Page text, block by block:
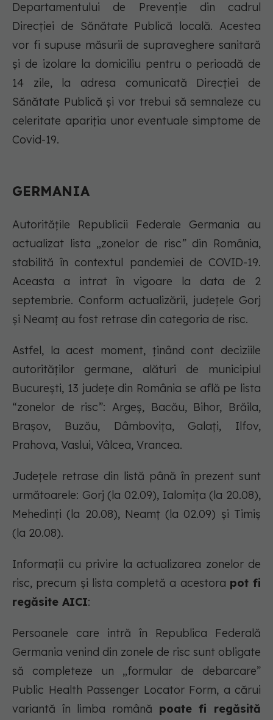
Departamentului de Prevenție din cadrul
Direcției de Sănătate Publică locală. Acestea
vor fi supuse măsurii de supraveghere sanitară
și de izolare la domiciliu pentru o perioadă de
14 zile, la adresa comunicată Direcției de
Sănătate Publică și vor trebui să semnaleze cu
celeritate apariția unor eventuale simptome de
Covid-19.
GERMANIA
Autoritățile Republicii Federale Germania au
actualizat lista „zonelor de risc” din România,
stabilită în contextul pandemiei de COVID-19.
Aceasta a intrat în vigoare la data de 2
septembrie. Conform actualizării, județele Gorj
și Neamț au fost retrase din categoria de risc.
Astfel, la acest moment, ținând cont deciziile
autorităților germane, alături de municipiul
București, 13 județe din România se află pe lista
“zonelor de risc”: Argeș, Bacău, Bihor, Brăila,
Brașov, Buzău, Dâmbovița, Galați, Ilfov,
Prahova, Vaslui, Vâlcea, Vrancea.
Județele retrase din listă până în prezent sunt
următoarele: Gorj (la 02.09), Ialomița (la 20.08),
Mehedinți (la 20.08), Neamț (la 02.09) și Timiș
(la 20.08).
Informații cu privire la actualizarea zonelor de
risc, precum și lista completă a acestora pot fi
regăsite AICI:
Persoanele care intră în Republica Federală
Germania venind din zonele de risc sunt obligate
să completeze un „formular de debarcare”
Public Health Passenger Locator Form, a cărui
variantă în limba română poate fi regăsită